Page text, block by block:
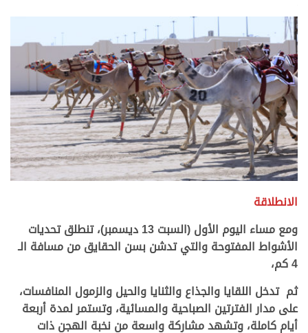
.
الانطلاقة
ومع مساء اليوم الأول (السبت 13 ديسمبر)، تنطلق تحديات
الأشواط المفتوحة والتي تدشن بسن الحقايق من مسافة الـ
4 كم،
ثم تدخل اللقايا والجذاع والثنايا والحيل والزمول المنافسات،
على مدار الفترتين الصباحية والمسائية، وتستمر لمدة أربعة
أيام كاملة، وتشهد مشاركة واسعة من نخبة الهجن ذات